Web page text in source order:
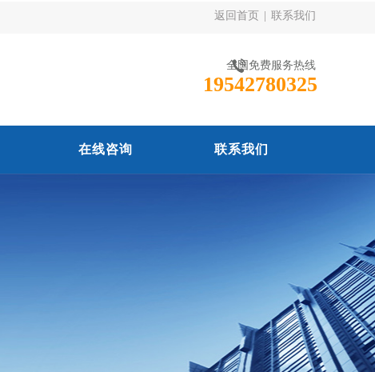
返回首页 联系我们
全国免费服务热线
19542780325
在线咨询 联系我们